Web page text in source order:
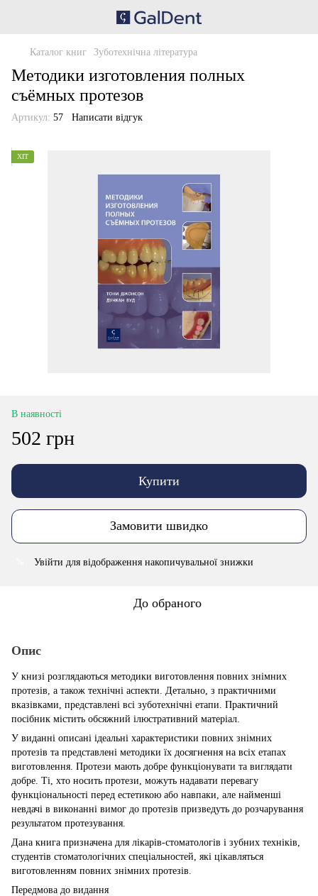
Каталог книг Зуботехнічна література
Методики изготовления полных
съёмных протезов
Артикул: 57 Написати відгук
ХІТ
В наявності
502 грн
Купити
Замовити швидко
Увійти для відображення накопичувальної знижки
До обраного
Опис
У книзі розглядаються методики виготовлення повних знімних
протезів, а також технічні аспекти. Детально, з практичними
вказівками, представлені всі зуботехнічні етапи. Практичний
посібник містить обсяжний ілюстративний матеріал.
У виданні описані ідеальні характеристики повних знімних
протезів та представлені методики їх досягнення на всіх етапах
виготовлення. Протези мають добре функціонувати та виглядати
добре. Ті, хто носить протези, можуть надавати перевагу
функціональності перед естетикою або навпаки, але найменші
невдачі в виконанні вимог до протезів призведуть до розчарування
результатом протезування.
Дана книга призначена для лікарів-стоматологів і зубних техніків,
студентів стоматологічних спеціальностей, які цікавляться
виготовленням повних знімних протезів.
Передмова до видання